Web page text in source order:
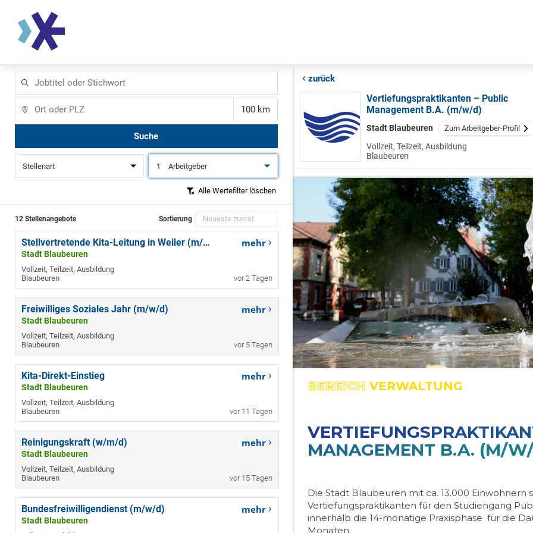
oder
Stichwort
Entfernung
Suche
Stellenart 1 Arbeitgeber
Alle Wertefilter löschen
12 Stellenangebote Sortierung
Stellvertretende Kita-Leitung in Weiler (m/w/d)
Stadt Blaubeuren
Vollzeit, Teilzeit, Ausbildung
Blaubeuren
mehr
vor 2 Tagen
Freiwilliges Soziales Jahr (m/w/d)
Stadt Blaubeuren
Vollzeit, Teilzeit, Ausbildung
Blaubeuren
mehr
vor 5 Tagen
Kita-Direkt-Einstieg
Stadt Blaubeuren
Vollzeit, Teilzeit, Ausbildung
Blaubeuren
mehr
vor 11 Tagen
Reinigungskraft (w/m/d)
Stadt Blaubeuren
Vollzeit, Teilzeit, Ausbildung
Blaubeuren
mehr
vor 15 Tagen
Bundesfreiwilligendienst (m/w/d)
Stadt Blaubeuren
mehr
zurück
Vertiefungspraktikanten – Public
Management B.A. (m/w/d)
Stadt Blaubeuren Zum Arbeitgeber-Profil
Vollzeit, Teilzeit, Ausbildung
Blaubeuren